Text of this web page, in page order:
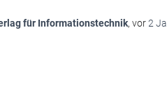
für Informationstechnik, vor2